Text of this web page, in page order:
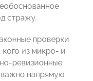
стражу.
проверки
из микро- и
ревизионные
важно напрямую